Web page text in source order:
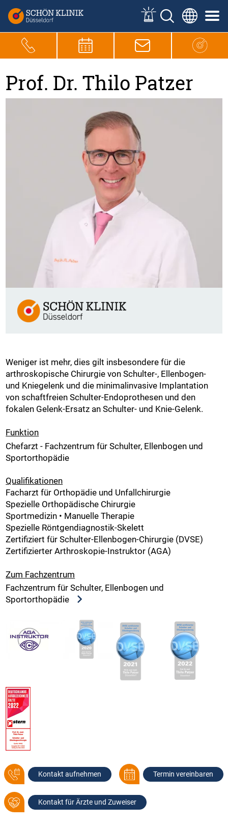
Prof. Dr. Thilo Patzer
​​​​​Weniger ist mehr, dies gilt insbesondere für die
arthroskopische Chirurgie von Schulter-, Ellenbogen-
und Kniegelenk und die minimalinvasive Implantation
von schaftfreien Schulter-Endoprothesen und den
fokalen Gelenk-Ersatz an Schulter- und Knie-Gelenk.
Funktion
Chefarzt - Fachzentrum für Schulter, Ellenbogen und
Sportorthopädie
Qualifikationen
Facharzt für Orthopädie und Unfallchirurgie
Spezielle Orthopädische Chirurgie
Sportmedizin • Manuelle Therapie
Spezielle Röntgendiagnostik-Skelett
Zertifiziert für Schulter-Ellenbogen-Chirurgie (DVSE)
Zertifizierter Arthroskopie-Instruktor (AGA)
Zum Fachzentrum
Fachzentrum für Schulter, Ellenbogen und
Sportorthopädie
Kontakt aufnehmen Termin vereinbaren
Kontakt für Ärzte und Zuweiser